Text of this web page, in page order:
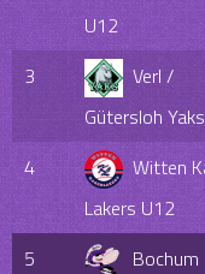
U12
3
Verl /
Gütersloh
4
Witten
Lakers U12
5
Bochum